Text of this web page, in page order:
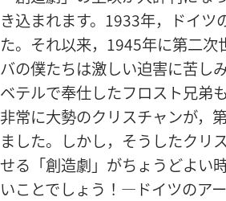
き込ま​れ​ます。1933​年，ドイ
た。それ​以来，1945​年​に​第​二​
バ​の​僕​たち​は​激しい​迫害​に​苦し
ベテル​で​奉仕​し​た​フロスト​兄弟​
非常​に​大勢​の​クリスチャン​が，
まし​た。しかし，そう​し​た​クリ
せる「創造​劇」が​ちょうど​よい​
い​こと​でしょ​う！―ドイツ​の​ア